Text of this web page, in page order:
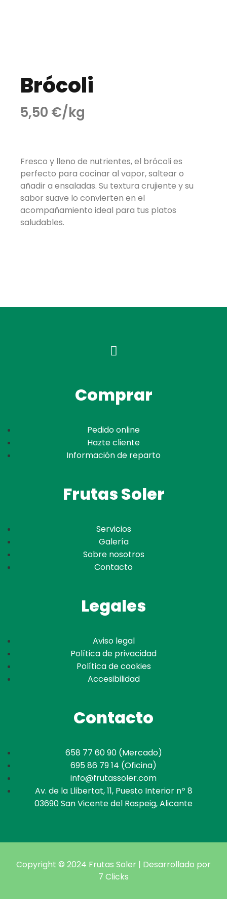
Brócoli
5,50 €/kg
Fresco y lleno de nutrientes, el brócoli es
perfecto para cocinar al vapor, saltear o
añadir a ensaladas. Su textura crujiente y su
sabor suave lo convierten en el
acompañamiento ideal para tus platos
saludables.
Comprar
Pedido online
Hazte cliente
Información de reparto
Frutas Soler
Servicios
Galería
Sobre nosotros
Contacto
Legales
Aviso legal
Política de privacidad
Política de cookies
Accesibilidad
Contacto
658 77 60 90 (Mercado)
695 86 79 14 (Oficina)
info@frutassoler.com
Av. de la Llibertat, 11, Puesto Interior nº 8
03690 San Vicente del Raspeig, Alicante
Copyright © 2024 Frutas Soler | Desarrollado por
7 Clicks